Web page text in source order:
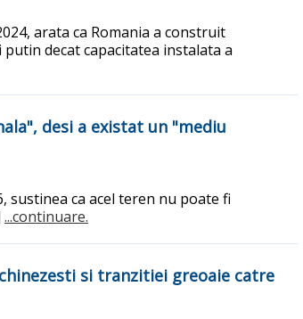
arata ca Romania a construit
putin decat capacitatea instalata a
desi a existat un "mediu
sustinea ca acel teren nu poate fi
...continuare.
si tranzitiei greoaie catre